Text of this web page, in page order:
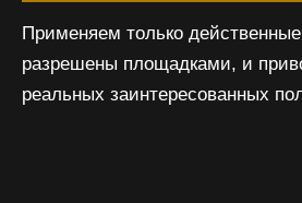
Применяем только
разрешены площадками, и
реальных заинтересованных